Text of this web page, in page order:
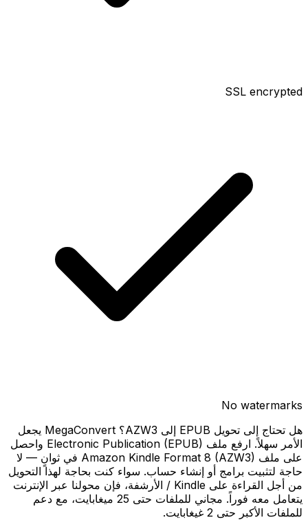
SSL encrypted
No watermarks
هل تحتاج إلى تحويل EPUB إلى AZW3؟ MegaConvert يجعل
الأمر سهلاً. ارفع ملف Electronic Publication (EPUB) واحصل
على ملف Amazon Kindle Format 8 (AZW3) في ثوانٍ — لا
حاجة لتثبيت برامج أو إنشاء حساب. سواء كنت بحاجة لهذا التحويل
من أجل القراءة على Kindle / الأرشفة، فإن محولنا عبر الإنترنت
يتعامل معه فوراً. مجاني للملفات حتى 25 ميغابايت، مع دعم
للملفات الأكبر حتى 2 غيغابايت.